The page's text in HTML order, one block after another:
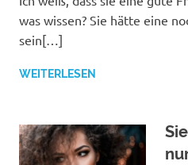
was wissen? Sie hätte eine
sein[…]
WEITERLESEN